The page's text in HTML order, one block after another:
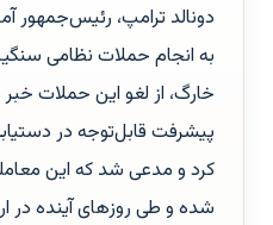
دونالد ترامپ، رئیس‌جمهور
به انجام حملات نظامی
خارگ، از لغو این حملات
پیشرفت قابل‌توجه در
کرد و مدعی شد که این
شده و طی روزهای آینده در